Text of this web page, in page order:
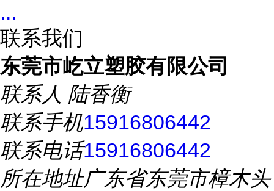
...
联系我们
东莞市屹立塑胶有限公司
联系人 陆香衡
联系手机15916806442
联系电话15916806442
所在地址广东省东莞市樟木头